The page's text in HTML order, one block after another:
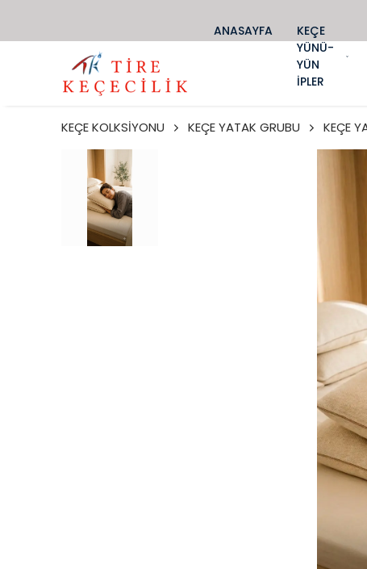
ANASAYFA
KEÇE
YÜNÜ-
YÜN
İPLER
KEÇE KOLKSİYONU KEÇE YATAK GRUBU KEÇE